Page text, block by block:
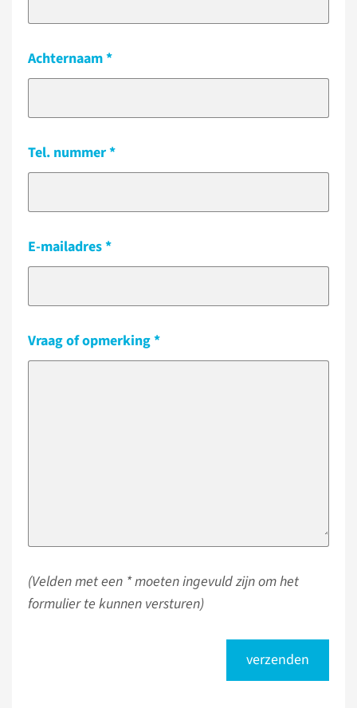
Achternaam
Tel. nummer
E-mailadres
Vraag of opmerking
(Velden met een * moeten ingevuld zijn om het
formulier te kunnen versturen)
verzenden